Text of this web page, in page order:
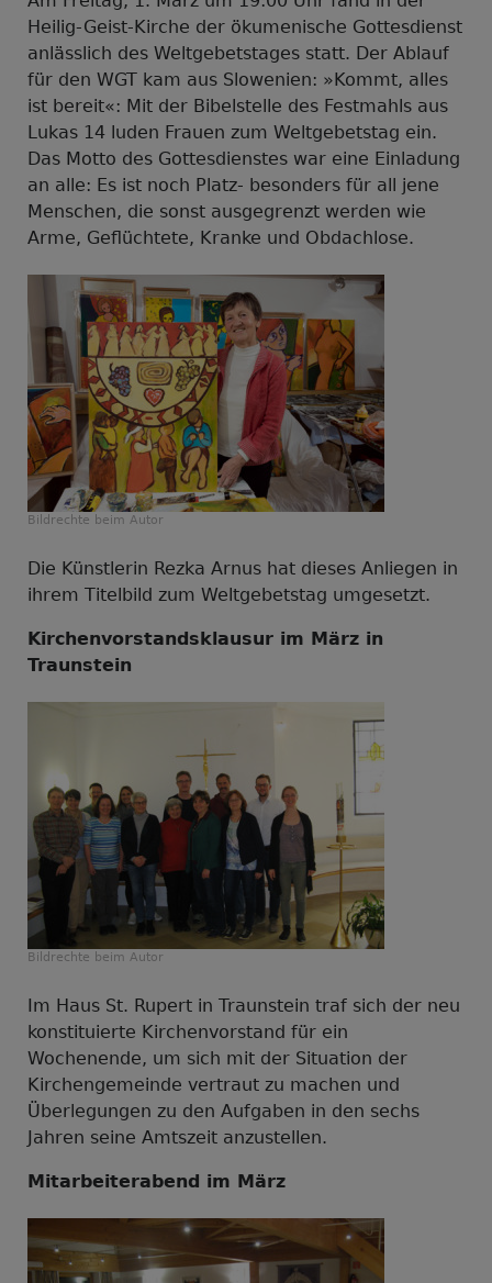
Heilig-Geist-Kirche der ökumenische Gottesdienst
anlässlich des Weltgebetstages statt. Der Ablauf
für den WGT kam aus Slowenien: »Kommt, alles
ist bereit«: Mit der Bibelstelle des Festmahls aus
Lukas 14 luden Frauen zum Weltgebetstag ein.
Das Motto des Gottesdienstes war eine Einladung
an alle: Es ist noch Platz- besonders für all jene
Menschen, die sonst ausgegrenzt werden wie
Arme, Geflüchtete, Kranke und Obdachlose.
Bildrechte beim Autor
Die Künstlerin Rezka Arnus hat dieses Anliegen in
ihrem Titelbild zum Weltgebetstag umgesetzt.
Kirchenvorstandsklausur im März in
Traunstein
Bildrechte beim Autor
Im Haus St. Rupert in Traunstein traf sich der neu
konstituierte Kirchenvorstand für ein
Wochenende, um sich mit der Situation der
Kirchengemeinde vertraut zu machen und
Überlegungen zu den Aufgaben in den sechs
Jahren seine Amtszeit anzustellen.
Mitarbeiterabend im März